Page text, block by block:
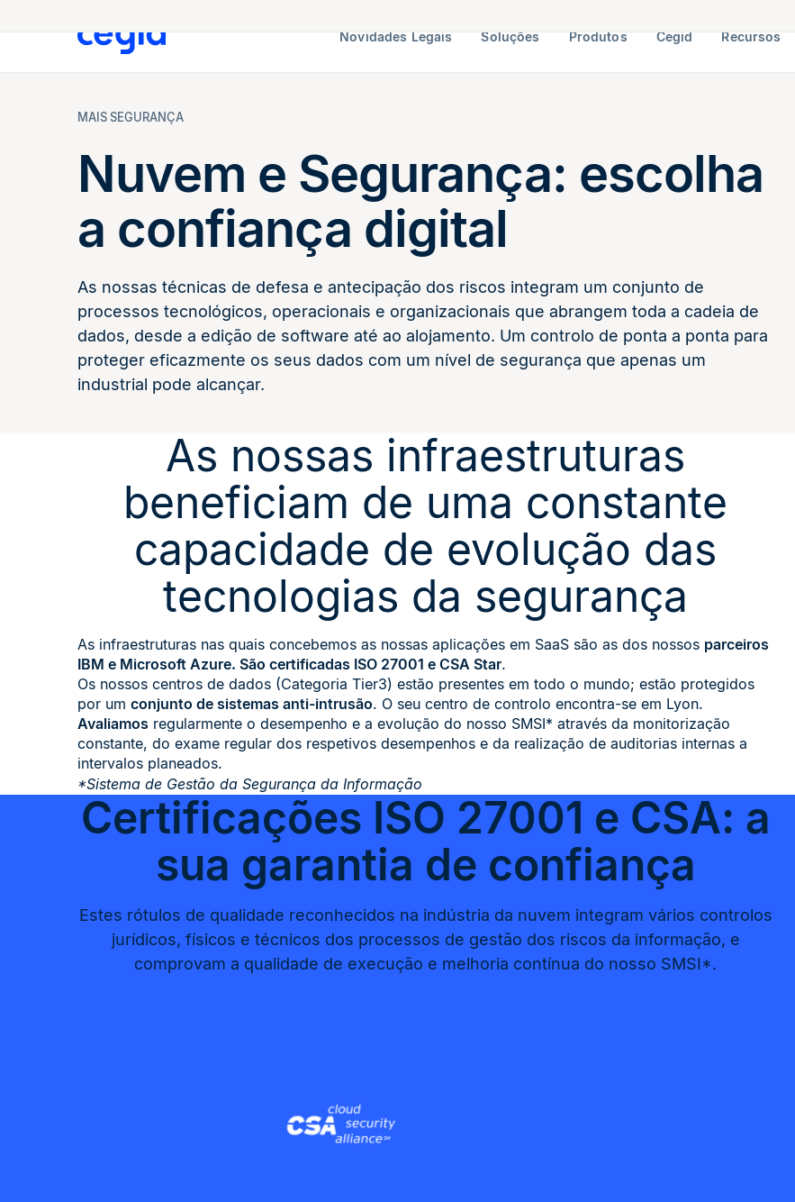
Novidades Legais Soluções Produtos Cegid Recursos
MAIS SEGURANÇA
Nuvem e Segurança: escolha
a confiança digital
As nossas técnicas de defesa e antecipação dos riscos integram um conjunto de
processos tecnológicos, operacionais e organizacionais que abrangem toda a cadeia de
dados, desde a edição de software até ao alojamento. Um controlo de ponta a ponta para
proteger eficazmente os seus dados com um nível de segurança que apenas um
industrial pode alcançar.
As nossas infraestruturas
beneficiam de uma constante
capacidade de evolução das
tecnologias da segurança
As infraestruturas nas quais concebemos as nossas aplicações em SaaS são as dos nossos parceiros
IBM e Microsoft Azure. São certificadas ISO 27001 e CSA Star.
Os nossos centros de dados (Categoria Tier3) estão presentes em todo o mundo; estão protegidos
por um conjunto de sistemas anti-intrusão. O seu centro de controlo encontra-se em Lyon.
Avaliamos regularmente o desempenho e a evolução do nosso SMSI* através da monitorização
constante, do exame regular dos respetivos desempenhos e da realização de auditorias internas a
intervalos planeados.
*Sistema de Gestão da Segurança da Informação
Certificações ISO 27001 e CSA: a
sua garantia de confiança
Estes rótulos de qualidade reconhecidos na indústria da nuvem integram vários controlos
jurídicos, físicos e técnicos dos processos de gestão dos riscos da informação, e
comprovam a qualidade de execução e melhoria contínua do nosso SMSI*.